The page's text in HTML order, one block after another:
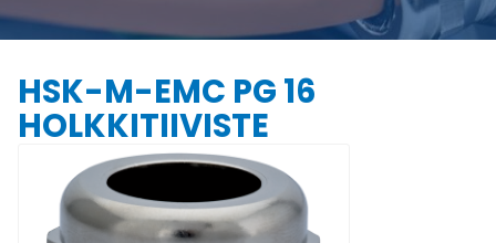
HSK-M-EMC PG 16
HOLKKITIIVISTE